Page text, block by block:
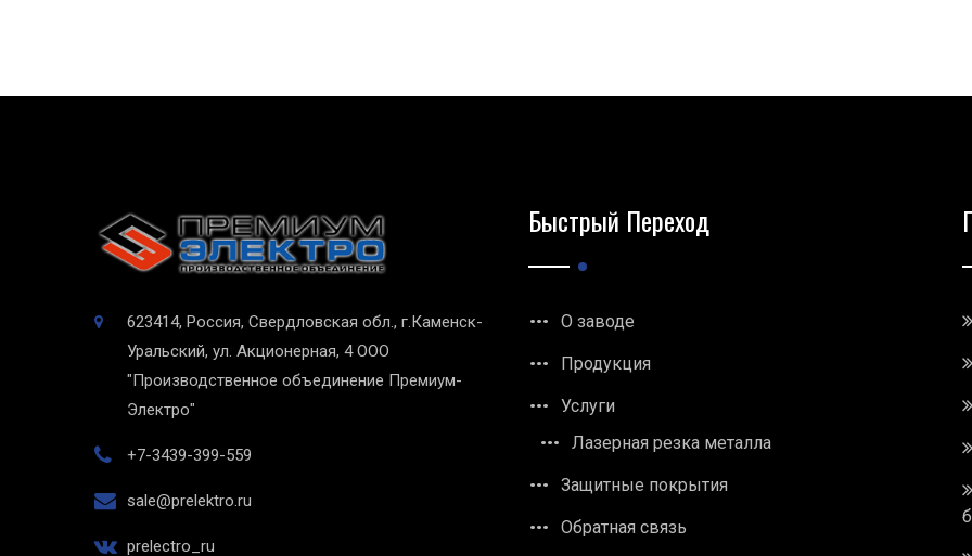
623414, Россия, Свердловская обл., г.Каменск-
Уральский, ул. Акционерная, 4 ООО
"Производственное объединение Премиум-
Электро"
+7-3439-399-559
sale@prelektro.ru
prelectro_ru
Быстрый Переход
О заводе
Продукция
Услуги
Лазерная резка металла
Защитные покрытия
Обратная связь